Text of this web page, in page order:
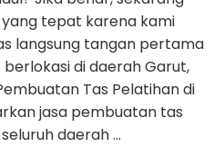
tepat karena kami
langsung tangan pertama
di daerah Garut,
Tas Pelatihan di
jasa pembuatan tas
daerah …